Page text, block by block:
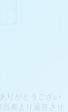
りがとうござい
者より返答させ